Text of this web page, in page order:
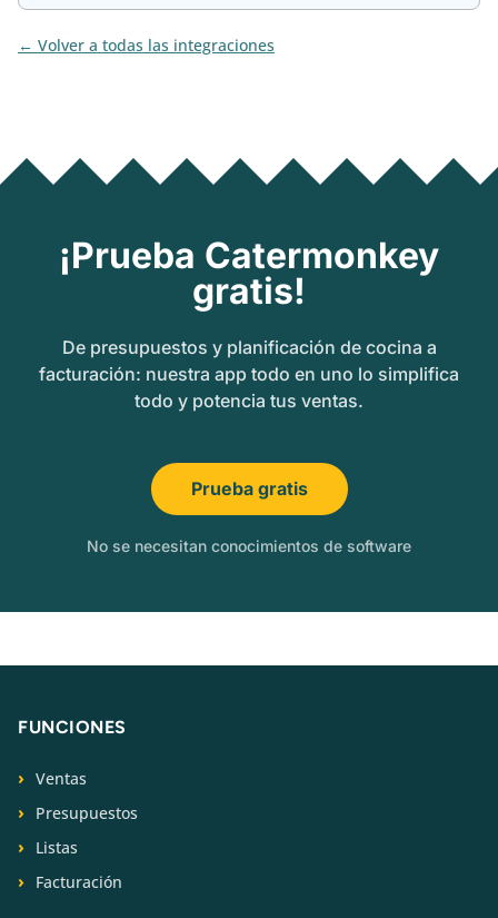
Volver a todas las integraciones
¡Prueba Catermonkey
gratis!
De presupuestos y planificación de cocina a
facturación: nuestra app todo en uno lo simplifica
todo y potencia tus ventas.
Prueba gratis
No se necesitan conocimientos de software
FUNCIONES
Ventas
Presupuestos
Listas
Facturación